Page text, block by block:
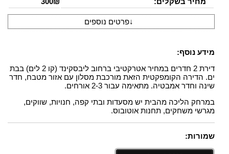
↓פרטים נוספים
מידע נוסף:
דירת 2 חדרים במחיר אטרקטיבי ברחוב ליבסקינד (קו 2 לים) בבת
ים. הדירה הקומפקטית הזאת מורכבת מסלון עם אזור מטבח, חדר
שינה וחדר אמבטיה. מתאימה עבור 2-3 אורחים.
במרחק הליכה מהבית יש מסעדות ובתי קפה, חנויות, שווקים,
מגרשי משחקים, תחנות אוטובוס.
שמורות: